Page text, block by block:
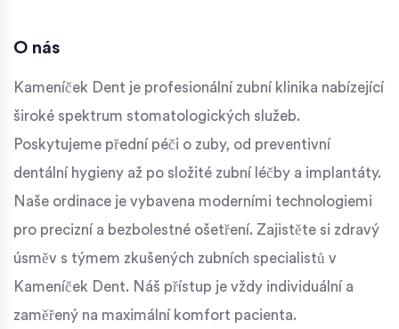
O nás
Kameníček Dent je profesionální zubní klinika nabízející
široké spektrum stomatologických služeb.
Poskytujeme přední péči o zuby, od preventivní
dentální hygieny až po složité zubní léčby a implantáty.
Naše ordinace je vybavena moderními technologiemi
pro precizní a bezbolestné ošetření. Zajistěte si zdravý
úsměv s týmem zkušených zubních specialistů v
Kameníček Dent. Náš přístup je vždy individuální a
zaměřený na maximální komfort pacienta.